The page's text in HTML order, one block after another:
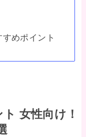
めポイント
女性向け！